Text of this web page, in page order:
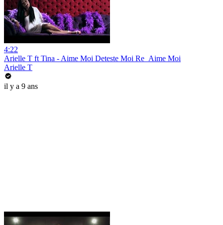
4:22
Arielle T ft Tina - Aime Moi Deteste Moi Re_Aime Moi
Arielle T
il y a 9 ans